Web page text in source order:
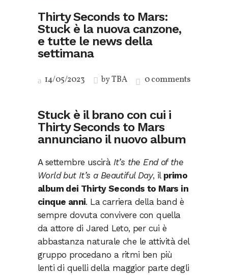
Thirty Seconds to Mars:
Stuck è la nuova canzone,
e tutte le news della
settimana
14/05/2023 byTBA 0 comments
Stuck è il brano con cui i
Thirty Seconds to Mars
annunciano il nuovo album
A settembre uscirà It’s the End of the
World but It’s a Beautiful Day, il primo
album dei Thirty Seconds to Mars in
cinque anni. La carriera della band è
sempre dovuta convivere con quella
da attore di Jared Leto, per cui è
abbastanza naturale che le attività del
gruppo procedano a ritmi ben più
lenti di quelli della maggior parte degli